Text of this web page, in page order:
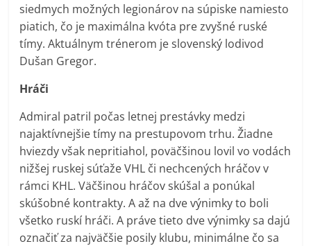
siedmych možných legionárov na súpiske namiesto
piatich, čo je maximálna kvóta pre zvyšné ruské
tímy. Aktuálnym trénerom je slovenský lodivod
Dušan Gregor.
Hráči
Admiral patril počas letnej prestávky medzi
najaktívnejšie tímy na prestupovom trhu. Žiadne
hviezdy však nepritiahol, poväčšinou lovil vo vodách
nižšej ruskej súťaže VHL či nechcených hráčov v
rámci KHL. Väčšinou hráčov skúšal a ponúkal
skúšobné kontrakty. A až na dve výnimky to boli
všetko ruskí hráči. A práve tieto dve výnimky sa dajú
označiť za najväčšie posily klubu, minimálne čo sa